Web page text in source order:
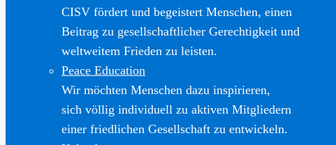
CISV fördert und begeistert Menschen, einen
Beitrag zu gesellschaftlicher Gerechtigkeit und
weltweitem Frieden zu leisten.
Peace Education
Wir möchten Menschen dazu inspirieren,
sich völlig individuell zu aktiven Mitgliedern
einer friedlichen Gesellschaft zu entwickeln.